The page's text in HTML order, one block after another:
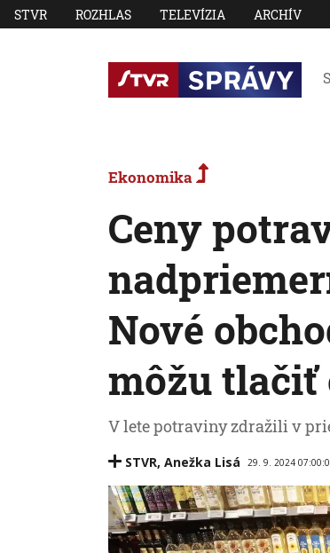
STVR ROZHLAS TELEVÍZIA ARCHÍV
Ekonomika
Ceny
Nové
môžu tlačiť
V lete potraviny zdražili v
STVR, Anežka Lisá 29. 9. 2024